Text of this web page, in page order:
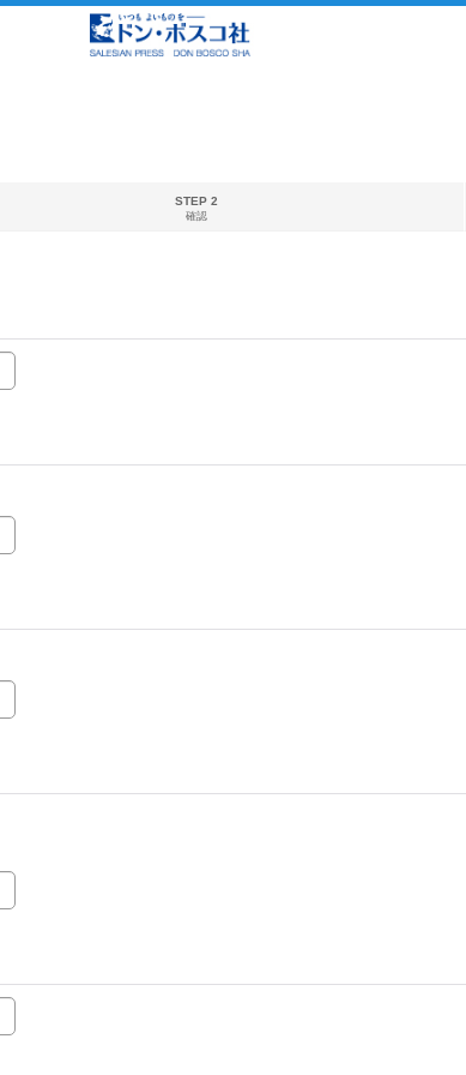
STEP 2
確認